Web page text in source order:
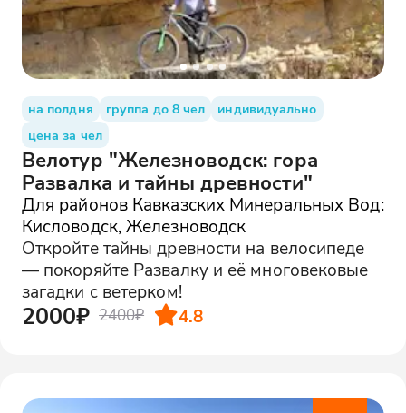
на полдня группа до 8 чел
индивидуально
цена за чел
Велотур "Железноводск: гора
Развалка и тайны древности"
Для районов Кавказских Минеральных Вод:
Кисловодск, Железноводск
Откройте тайны древности на велосипеде
— покоряйте Развалку и её многовековые
загадки с ветерком!
2000₽ 2400₽ 4.8